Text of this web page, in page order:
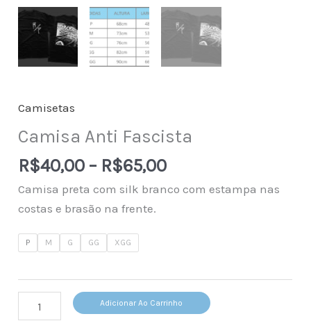
Camisetas
Camisa Anti Fascista
R$40,00 – R$65,00Price
range:
Camisa preta com silk branco com estampa nas
costas e brasão na frente.
P M G GG XGG
Camisa
Anti
Adicionar Ao Carrinho